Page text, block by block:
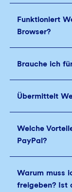
Funktioniert
Browser?
Brauche ich
Übermittelt
Welche
PayPal?
Warum muss
freigeben? Ist